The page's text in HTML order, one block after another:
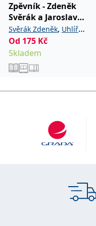
Zpěvník - Zdeněk
Svěrák a Jaroslav
Uhlíř
Svěrák Zdeněk, Uhlíř
Jaroslav
Od 175 Kč
Skladem